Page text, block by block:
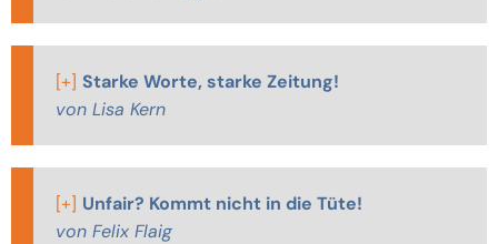
[+] Starke Worte, starke Zeitung!
von Lisa Kern
[+] Unfair? Kommt nicht in die Tüte!
von Felix Flaig